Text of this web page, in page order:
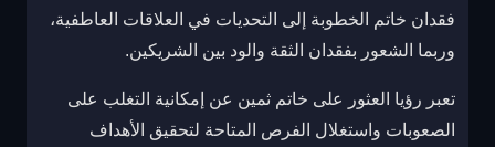
فقدان خاتم الخطوبة إلى التحديات في العلاقات العاطفية،
وربما الشعور بفقدان الثقة والود بين الشريكين.
تعبر رؤيا العثور على خاتم ثمين عن إمكانية التغلب على
الصعوبات واستغلال الفرص المتاحة لتحقيق الأهداف